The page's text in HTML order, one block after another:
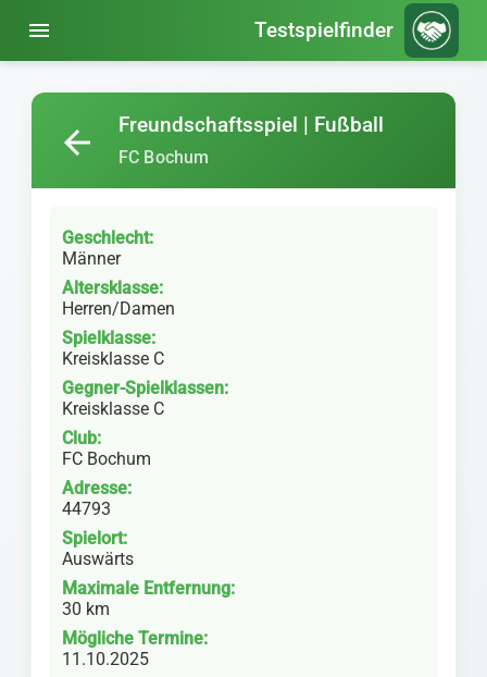
menu Testspielfinder
Freundschaftsspiel | Fußball
FC Bochum
arrow_back
Geschlecht:
Männer
Altersklasse:
Herren/Damen
Spielklasse:
Kreisklasse C
Gegner-Spielklassen:
Kreisklasse C
Club:
FC Bochum
Adresse:
44793
Spielort:
Auswärts
Maximale Entfernung:
30 km
Mögliche Termine:
11.10.2025